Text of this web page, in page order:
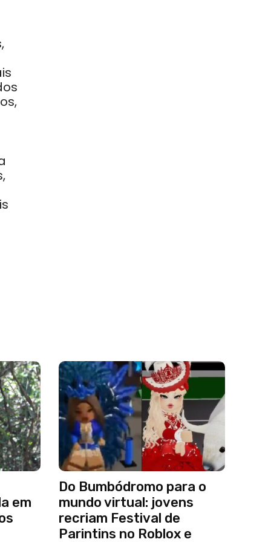
em
Do Bumbódromo para o
mundo virtual: jovens
recriam Festival de
Parintins no Roblox e